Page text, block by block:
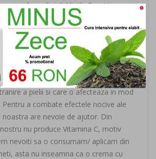
reducand vizibil liniile fine. Un
vitamina C este cunoscuta pentru
benefice asupra pielii.
confrunta cu un proces de imbatranire
factori interni si externi. Razele soarelui
principalii factori externi care accelereaza
a pielii si care o afecteaza in mod
Pentru a combate efectele nocive ale
noastra are nevoie de ajutor. Din
nu produce Vitamina C, motiv
nevoiti sa o consumam/ aplicam din
asta nu inseamna ca o crema cu